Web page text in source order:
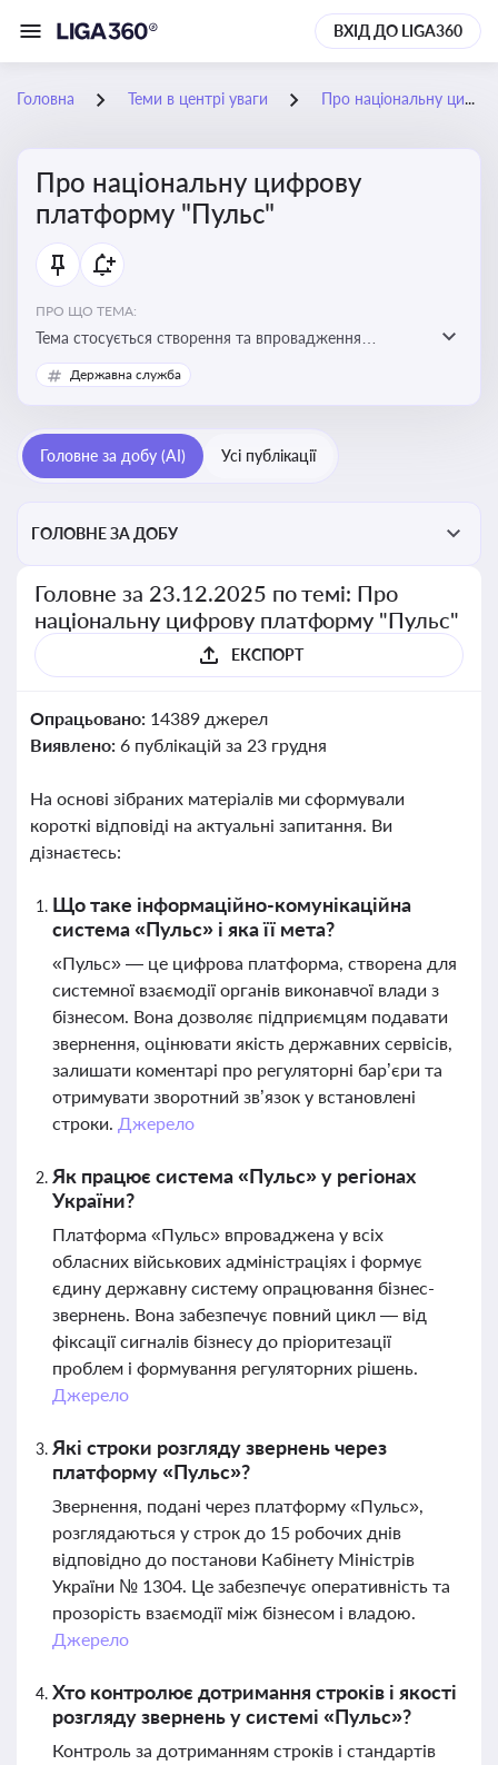
ВХІД ДО LIGA360
Головна Теми в центрі уваги Про національну цифрову платформу "Пульс"
Про національну цифрову
платформу "Пульс"
ПРО ЩО ТЕМА:
Тема стосується створення та впровадження
цифрової платформи «Пульс», яка має на меті
забезпечити ефективну, прозору і зручну взаємодію
Державна служба
Головне за добу (AI) Усі публікації
ГОЛОВНЕ ЗА ДОБУ
Головне за 23.12.2025 по темі: Про
національну цифрову платформу "Пульс"
ЕКСПОРТ
Опрацьовано: 14389 джерел
Виявлено: 6 публікацій за 23 грудня
На основі зібраних матеріалів ми сформували
короткі відповіді на актуальні запитання. Ви
дізнаєтесь:
Що таке інформаційно-комунікаційна
система «Пульс» і яка її мета?
«Пульс» — це цифрова платформа, створена для
системної взаємодії органів виконавчої влади з
бізнесом. Вона дозволяє підприємцям подавати
звернення, оцінювати якість державних сервісів,
залишати коментарі про регуляторні бар’єри та
отримувати зворотний зв’язок у встановлені
строки. Джерело
Як працює система «Пульс» у регіонах
України?
Платформа «Пульс» впроваджена у всіх
обласних військових адміністраціях і формує
єдину державну систему опрацювання бізнес-
звернень. Вона забезпечує повний цикл — від
фіксації сигналів бізнесу до пріоритезації
проблем і формування регуляторних рішень.
Джерело
Які строки розгляду звернень через
платформу «Пульс»?
Звернення, подані через платформу «Пульс»,
розглядаються у строк до 15 робочих днів
відповідно до постанови Кабінету Міністрів
України № 1304. Це забезпечує оперативність та
прозорість взаємодії між бізнесом і владою.
Джерело
Хто контролює дотримання строків і якості
розгляду звернень у системі «Пульс»?
Контроль за дотриманням строків і стандартів